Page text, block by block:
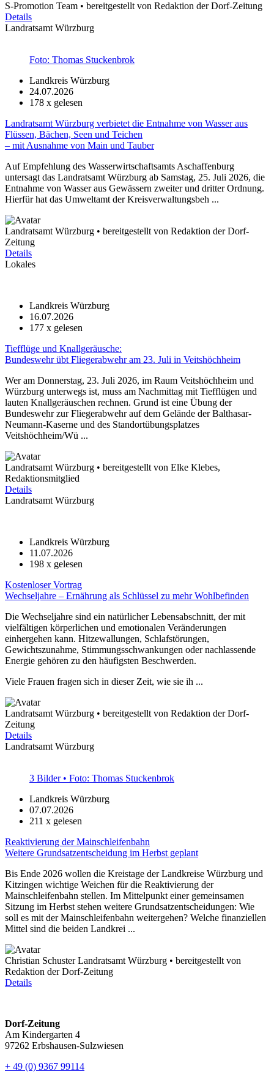
S-Promotion Team • bereitgestellt von Redaktion der Dorf-Zeitung
Details
Landratsamt Würzburg
Foto: Thomas Stuckenbrok
Landkreis Würzburg
24.07.2026
178 x gelesen
Landratsamt Würzburg verbietet die Entnahme von Wasser aus
Flüssen, Bächen, Seen und Teichen
– mit Ausnahme von Main und Tauber
Auf Empfehlung des Wasserwirtschaftsamts Aschaffenburg
untersagt das Landratsamt Würzburg ab Samstag, 25. Juli 2026, die
Entnahme von Wasser aus Gewässern zweiter und dritter Ordnung.
Hierfür hat das Umweltamt der Kreisverwaltungsbeh ...
Landratsamt Würzburg • bereitgestellt von Redaktion der Dorf-
Zeitung
Details
Lokales
Landkreis Würzburg
16.07.2026
177 x gelesen
Tiefflüge und Knallgeräusche:
Bundeswehr übt Fliegerabwehr am 23. Juli in Veitshöchheim
Wer am Donnerstag, 23. Juli 2026, im Raum Veitshöchheim und
Würzburg unterwegs ist, muss am Nachmittag mit Tiefflügen und
lauten Knallgeräuschen rechnen. Grund ist eine Übung der
Bundeswehr zur Fliegerabwehr auf dem Gelände der Balthasar-
Neumann-Kaserne und des Standortübungsplatzes
Veitshöchheim/Wü ...
Landratsamt Würzburg • bereitgestellt von Elke Klebes,
Redaktionsmitglied
Details
Landratsamt Würzburg
Landkreis Würzburg
11.07.2026
198 x gelesen
Kostenloser Vortrag
Wechseljahre – Ernährung als Schlüssel zu mehr Wohlbefinden
Die Wechseljahre sind ein natürlicher Lebensabschnitt, der mit
vielfältigen körperlichen und emotionalen Veränderungen
einhergehen kann. Hitzewallungen, Schlafstörungen,
Gewichtszunahme, Stimmungsschwankungen oder nachlassende
Energie gehören zu den häufigsten Beschwerden.
Viele Frauen fragen sich in dieser Zeit, wie sie ih ...
Landratsamt Würzburg • bereitgestellt von Redaktion der Dorf-
Zeitung
Details
Landratsamt Würzburg
3 Bilder • Foto: Thomas Stuckenbrok
Landkreis Würzburg
07.07.2026
211 x gelesen
Reaktivierung der Mainschleifenbahn
Weitere Grundsatzentscheidung im Herbst geplant
Bis Ende 2026 wollen die Kreistage der Landkreise Würzburg und
Kitzingen wichtige Weichen für die Reaktivierung der
Mainschleifenbahn stellen. Im Mittelpunkt einer gemeinsamen
Sitzung im Herbst stehen weitere Grundsatzentscheidungen: Wie
soll es mit der Mainschleifenbahn weitergehen? Welche finanziellen
Mittel sind die beiden Landkrei ...
Christian Schuster Landratsamt Würzburg • bereitgestellt von
Redaktion der Dorf-Zeitung
Details
Dorf-Zeitung
Am Kindergarten 4
97262 Erbshausen-Sulzwiesen
+ 49 (0) 9367 99114